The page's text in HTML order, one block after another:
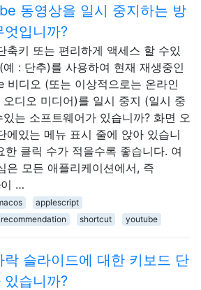
동영상을 일시 중지하는 방
엇입니까?
축키 또는 편리하게 액세스 할 수있
예 : 단추)를 사용하여 현재 재생중인
비디오 (또는 이상적으로는 온라인
디오 미디어)를 일시 중지 (일시 중
는 소프트웨어가 있습니까? 화면 오
에있는 메뉴 표시 줄에 앉아 있습니
한 클릭 수가 적을수록 좋습니다. 여
은 모든 애플리케이션에서, 즉
…
applescript
shortcut youtube
락 슬라이드에 대한 키보드 단
있습니까?